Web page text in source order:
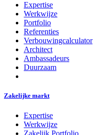
Expertise
Werkwijze
Portfolio
Referenties
Verbouwingcalculator
Architect
Ambassadeurs
Duurzaam
Zakelijke markt
Expertise
Werkwijze
Zakelijk Portfolio